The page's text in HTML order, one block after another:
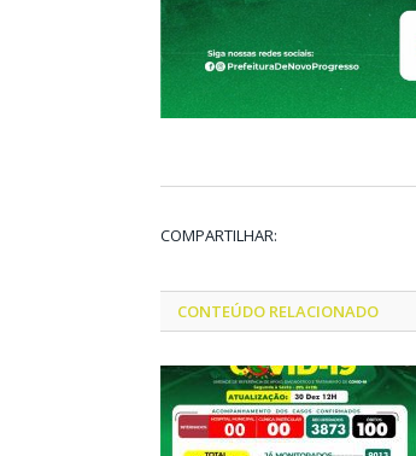
COMPARTILHAR:
CONTEÚDO RELACIONADO